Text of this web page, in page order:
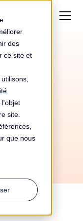
des
ce site et
l'objet
site.
que nous